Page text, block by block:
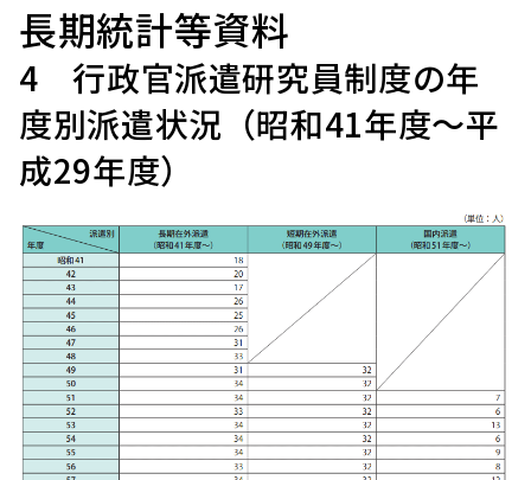
長期統計等資料
4 行政官派遣研究員制度の年
度別派遣状況（昭和41年度～平
成29年度）